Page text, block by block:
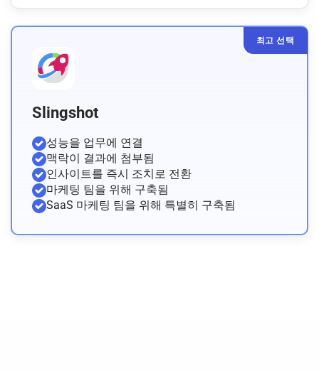
최고 선택
Slingshot
성능을 업무에 연결
맥락이 결과에 첨부됨
인사이트를 즉시 조치로 전환
마케팅 팀을 위해 구축됨
SaaS 마케팅 팀을 위해 특별히 구축됨